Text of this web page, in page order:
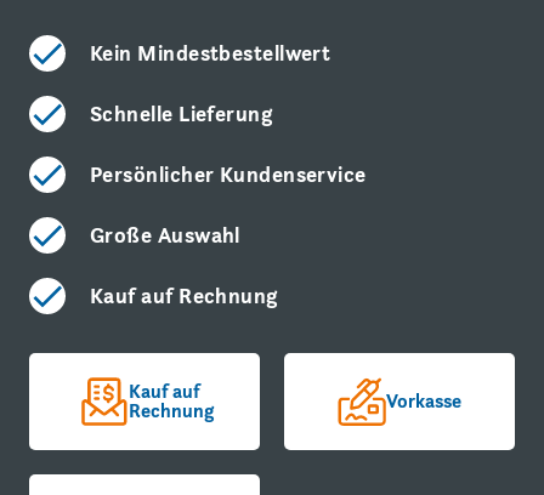
Kein Mindestbestellwert
Schnelle Lieferung
Persönlicher Kundenservice
Große Auswahl
Kauf auf Rechnung
Kauf auf
Rechnung Vorkasse